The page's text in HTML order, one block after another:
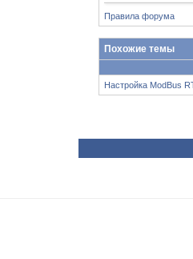
Правила форума
Похожие темы
Настройка ModBus